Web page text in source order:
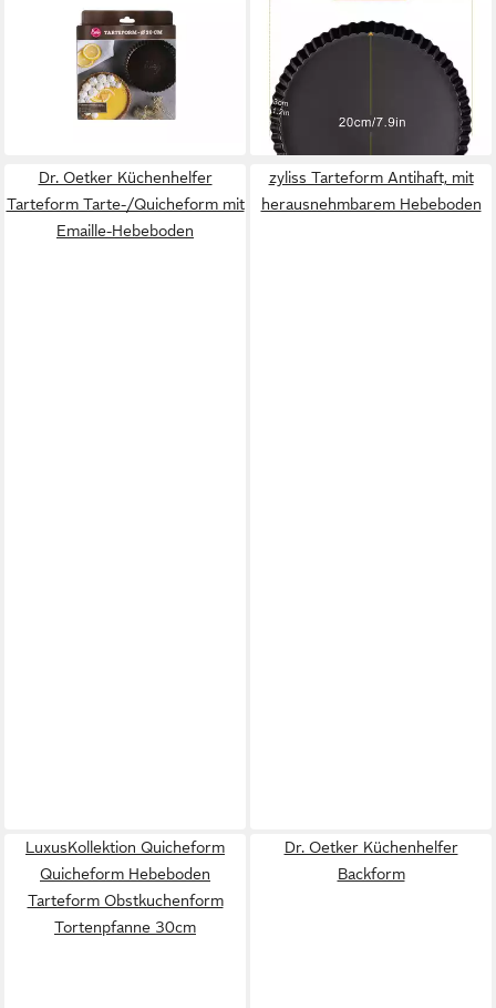
Tarteform Rund mit
Hebeboden
ab 20,99 €
lieferbar - in 2-3 Werktagen bei dir
LUXUSKOLLEKTION
Quicheform Quicheform
Hebeboden Tarteform
Obstkuchenform 22cm
40,95 €
lieferbar - in 4-5 Werktagen bei dir
Dr. Oetker Küchenhelfer
Tarteform Tarte-/Quicheform mit
Emaille-Hebeboden
zyliss Tarteform Antihaft, mit
herausnehmbarem Hebeboden
LuxusKollektion Quicheform
Quicheform Hebeboden
Tarteform Obstkuchenform
Tortenpfanne 30cm
Dr. Oetker Küchenhelfer
Backform